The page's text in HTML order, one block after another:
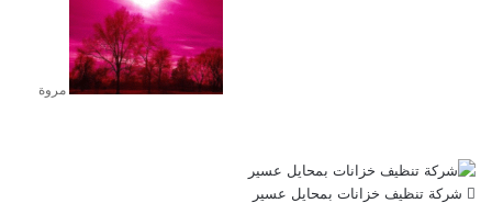
مروة
شركة تنظيف خزانات بمحايل عسير